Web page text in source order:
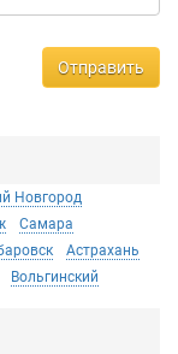
Отправить
Новгород
Самара
Астрахань
Вольгинский